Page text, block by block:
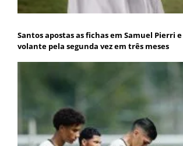
Santos apostas as fichas em Samuel Pierri
volante pela segunda vez em três meses